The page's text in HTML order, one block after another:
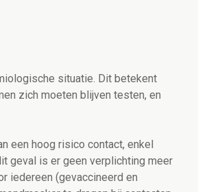
situatie. Dit betekent
zich moeten blijven testen, en
een hoog risico contact, enkel
geval is er geen verplichting meer
iedereen (gevaccineerd en